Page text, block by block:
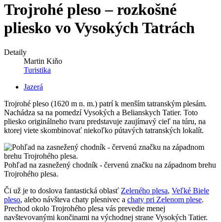
Trojrohé pleso – rozkošné
pliesko vo Vysokých Tatrách
Detaily
Martin Kiňo
Turistika
Jazerá
Trojrohé pleso (1620 m n. m.) patrí k menším tatranským plesám.
Nachádza sa na pomedzí Vysokých a Belianskych Tatier. Toto
pliesko originálneho tvaru predstavuje zaujímavý cieľ na túru, na
ktorej viete skombinovať niekoľko pútavých tatranských lokalít.
Pohľad na zasnežený chodník - červenú značku na západnom brehu
Trojrohého plesa.
Či už je to doslova fantastická oblasť Zeleného plesa, Veľké Biele
pleso, alebo návšteva chaty plesnivec a chaty pri Zelenom plese.
Prechod okolo Trojrohého plesa vás prevedie menej
navštevovanými končinami na východnej strane Vysokých Tatier.